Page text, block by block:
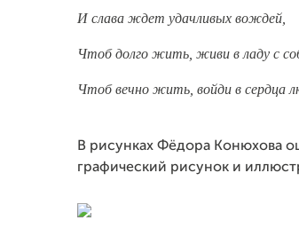
И слава ждет удачливых вождей,
Чтоб долго жить, живи в ладу с
Чтоб вечно жить, войди в сердца
В рисунках Фёдора Конюхова
графический рисунок и